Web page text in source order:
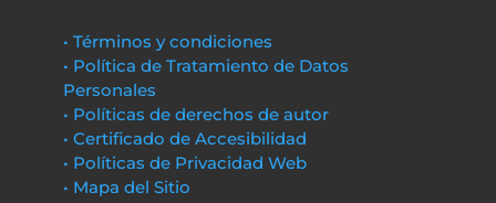
• Términos y condiciones
• Política de Tratamiento de Datos
Personales
• Políticas de derechos de autor
• Certificado de Accesibilidad
• Políticas de Privacidad Web
• Mapa del Sitio